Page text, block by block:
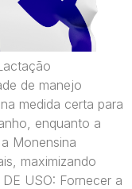
de manejo
medida certa para
enquanto a
Monensina
maximizando
USO: Fornecer a